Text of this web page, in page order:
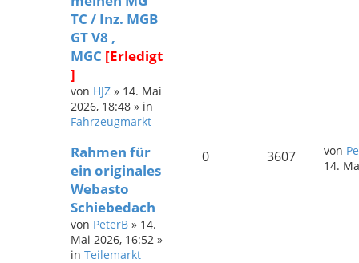
TC / Inz. MGB
GT V8 ,
MGC [Erledigt
]
von HJZ » 14. Mai
2026, 18:48 » in
Fahrzeugmarkt
Rahmen für
ein originales
Webasto
Schiebedach
von PeterB » 14.
Mai 2026, 16:52 »
in Teilemarkt
0 3607 von
14.